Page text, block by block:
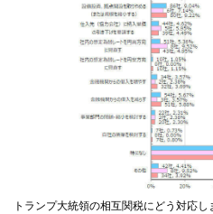
トランプ大統領の相互関税にどう対応